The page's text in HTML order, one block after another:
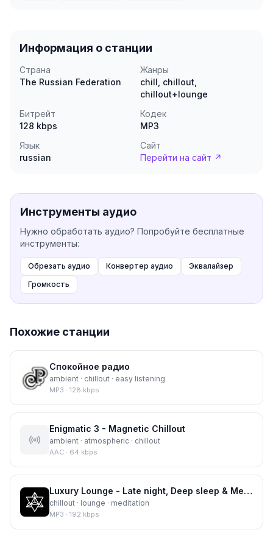
Информация о станции
Страна
The Russian Federation
Жанры
chill, chillout,
chillout+lounge
Битрейт
128 kbps
Кодек
MP3
Язык
russian
Сайт
Перейти на сайт ↗
Инструменты аудио
Нужно обработать аудио? Попробуйте бесплатные
инструменты:
Обрезать аудио Конвертер аудио
Эквалайзер
Громкость
Похожие станции
Спокойное радио
ambient · chillout · easy listening
MP3 · 128 kbps
Enigmatic 3 - Magnetic Chillout
ambient · atmospheric · chillout
AAC · 64 kbps
Luxury Lounge - Late night, Deep sleep & Meditation
chillout · lounge · meditation
MP3 · 192 kbps